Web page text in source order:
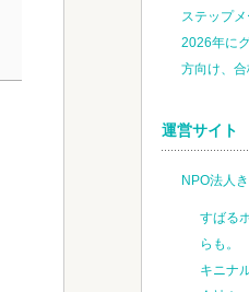
ステップメ
2026年に
方向け、
運営サイト
NPO法人
すばる
らも。
キニナ